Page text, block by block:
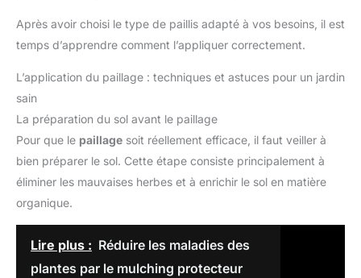
Après avoir choisi le type de paillis adapté à vos besoins, il est
temps d’apprendre comment l’appliquer correctement.
L’application du paillage : techniques et astuces pour un jardin
sain
La préparation du sol avant le paillage
Pour que le paillage soit réellement efficace, il faut veiller à
bien préparer le sol. Cette étape consiste principalement à
éliminer les mauvaises herbes et à enrichir le sol en matière
organique.
Lire plus : Réduire les maladies des
plantes par le mulching protecteur